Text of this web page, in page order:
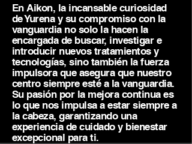
En Aikon, la incansable curiosidad
de Yurena y su compromiso con la
vanguardia no solo la hacen la
encargada de buscar, investigar e
introducir nuevos tratamientos y
tecnologías, sino también la fuerza
impulsora que asegura que nuestro
centro siempre esté a la vanguardia.
Su pasión por la mejora continua es
lo que nos impulsa a estar siempre a
la cabeza, garantizando una
experiencia de cuidado y bienestar
excepcional para ti.